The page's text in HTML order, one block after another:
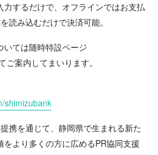
力するだけで、オフラインではお支払
読み込むだけで決済可能。
いては随時特設ページ
ご案内してまいります。
shimizubank
携を通じて、静岡県で生まれる新た
より多くの方に広めるPR協同支援